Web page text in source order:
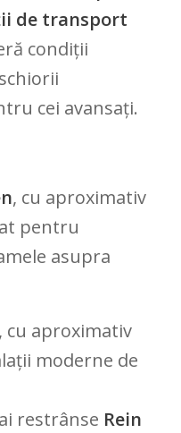
de transport
condiții
cei avansați.
, cu aproximativ
pentru
asupra
cu aproximativ
moderne de
restrânse Rein